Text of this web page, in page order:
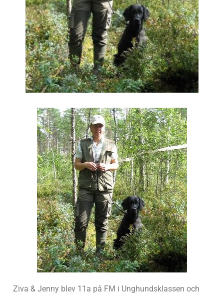
Ziva & Jenny blev 11a på FM i Unghundsklassen och